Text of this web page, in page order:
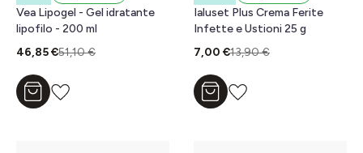
Vea Lipogel - Gel idratante
lipofilo - 200 ml
46,85 €51,10 €
Aggiungi al carrello
Ialuset Plus Crema Ferite
Infette e Ustioni 25 g
7,00 €13,90 €
Aggiungi al carrello